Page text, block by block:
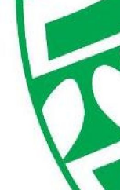
niðurhlut og